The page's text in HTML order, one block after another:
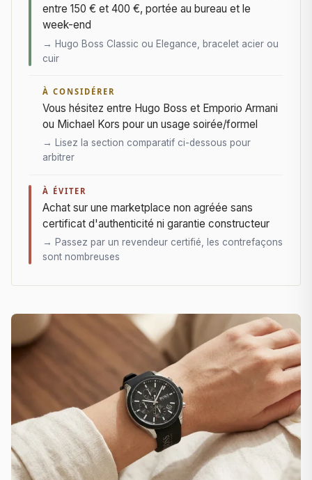
entre 150 € et 400 €, portée au bureau et le
week-end
→ Hugo Boss Classic ou Elegance, bracelet acier ou
cuir
À CONSIDÉRER
Vous hésitez entre Hugo Boss et Emporio Armani
ou Michael Kors pour un usage soirée/formel
→ Lisez la section comparatif ci-dessous pour
arbitrer
À ÉVITER
Achat sur une marketplace non agréée sans
certificat d'authenticité ni garantie constructeur
→ Passez par un revendeur certifié, les contrefaçons
sont nombreuses